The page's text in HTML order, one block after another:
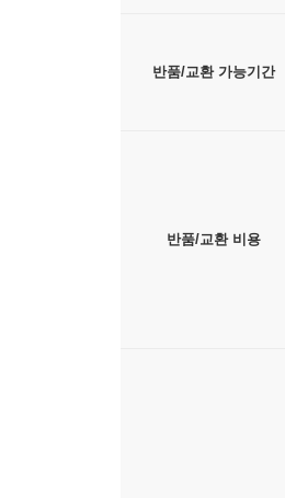
반품/교환 가능기간
반품/교환 비용